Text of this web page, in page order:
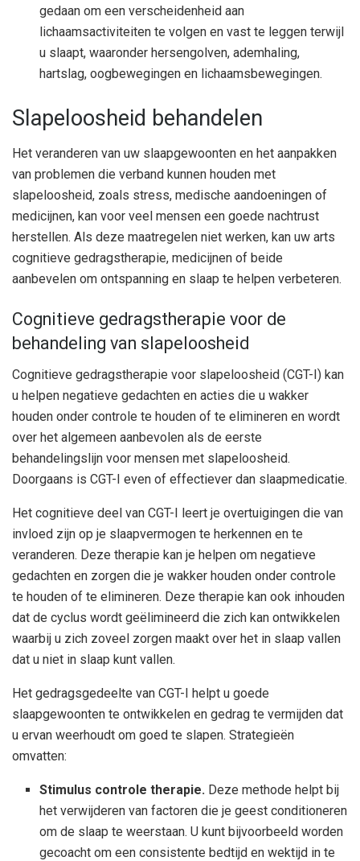
gedaan om een ​​verscheidenheid aan
lichaamsactiviteiten te volgen en vast te leggen terwijl
u slaapt, waaronder hersengolven, ademhaling,
hartslag, oogbewegingen en lichaamsbewegingen.
Slapeloosheid behandelen
Het veranderen van uw slaapgewoonten en het aanpakken
van problemen die verband kunnen houden met
slapeloosheid, zoals stress, medische aandoeningen of
medicijnen, kan voor veel mensen een goede nachtrust
herstellen. Als deze maatregelen niet werken, kan uw arts
cognitieve gedragstherapie, medicijnen of beide
aanbevelen om ontspanning en slaap te helpen verbeteren.
Cognitieve gedragstherapie voor de
behandeling van slapeloosheid
Cognitieve gedragstherapie voor slapeloosheid (CGT-I) kan
u helpen negatieve gedachten en acties die u wakker
houden onder controle te houden of te elimineren en wordt
over het algemeen aanbevolen als de eerste
behandelingslijn voor mensen met slapeloosheid.
Doorgaans is CGT-I even of effectiever dan slaapmedicatie.
Het cognitieve deel van CGT-I leert je overtuigingen die van
invloed zijn op je slaapvermogen te herkennen en te
veranderen. Deze therapie kan je helpen om negatieve
gedachten en zorgen die je wakker houden onder controle
te houden of te elimineren. Deze therapie kan ook inhouden
dat de cyclus wordt geëlimineerd die zich kan ontwikkelen
waarbij u zich zoveel zorgen maakt over het in slaap vallen
dat u niet in slaap kunt vallen.
Het gedragsgedeelte van CGT-I helpt u goede
slaapgewoonten te ontwikkelen en gedrag te vermijden dat
u ervan weerhoudt om goed te slapen. Strategieën
omvatten:
Stimulus controle therapie. Deze methode helpt bij
het verwijderen van factoren die je geest conditioneren
om de slaap te weerstaan. U kunt bijvoorbeeld worden
gecoacht om een ​​consistente bedtijd en wektijd in te